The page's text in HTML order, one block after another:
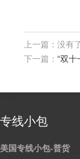
上一篇：没有
下一篇： “双十
专线小包
美国专线小包-普货